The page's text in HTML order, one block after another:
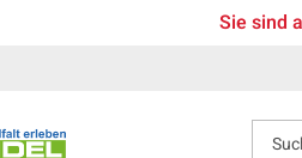
Sie sind